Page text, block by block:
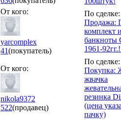
От кого:
yarcomplex
41(покупатель)
По сделке:
Продажа:
комплект
1961-
От кого:
nikola9372
522(продавец)
По сделке:
Покупка:
жвачка
резинка
(цена
пачку)